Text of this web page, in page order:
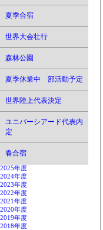
夏季合宿
世界大会壮行
森林公園
夏季休業中 部活動予定
世界陸上代表決定
ユニバーシアード代表内
定
春合宿
2025年度
2024年度
2023年度
2022年度
2021年度
2020年度
2019年度
2018年度